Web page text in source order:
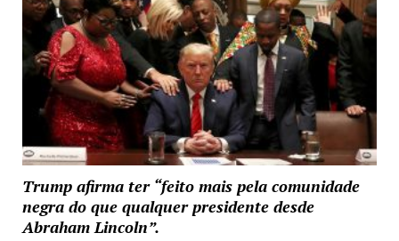
Trump afirma ter “feito mais pela comunidade
negra do que qualquer presidente desde
Abraham Lincoln”.